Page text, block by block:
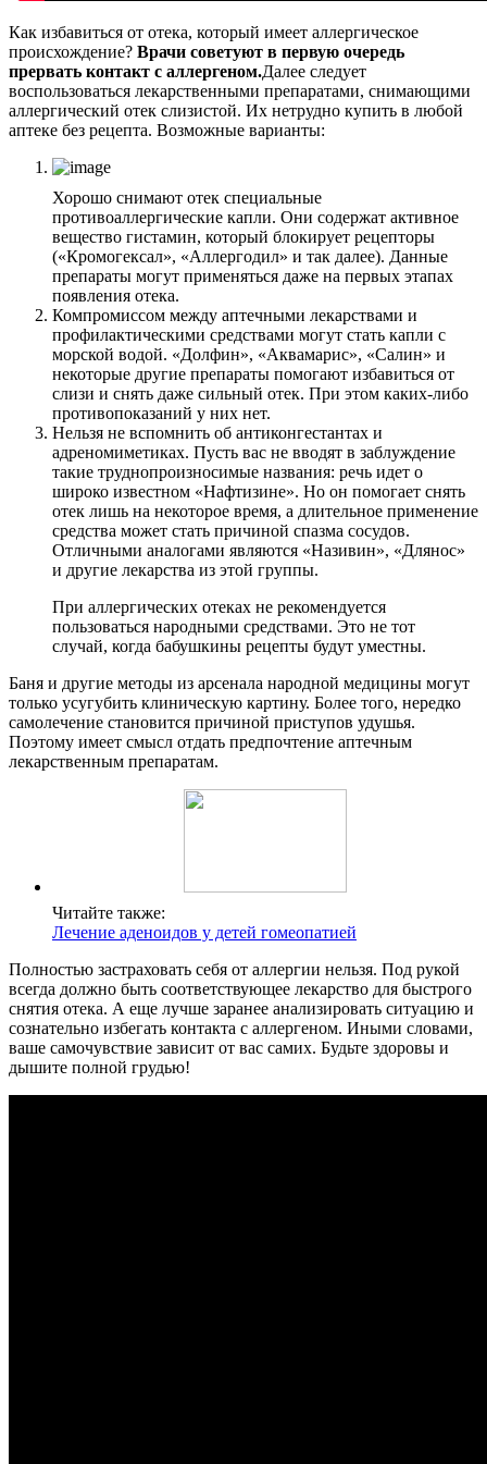
Как избавиться от отека, который имеет аллергическое
происхождение? Врачи советуют в первую очередь
прервать контакт с аллергеном.Далее следует
воспользоваться лекарственными препаратами, снимающими
аллергический отек слизистой. Их нетрудно купить в любой
аптеке без рецепта. Возможные варианты:
Хорошо снимают отек специальные
противоаллергические капли. Они содержат активное
вещество гистамин, который блокирует рецепторы
(«Кромогексал», «Аллергодил» и так далее). Данные
препараты могут применяться даже на первых этапах
появления отека.
Компромиссом между аптечными лекарствами и
профилактическими средствами могут стать капли с
морской водой. «Долфин», «Аквамарис», «Салин» и
некоторые другие препараты помогают избавиться от
слизи и снять даже сильный отек. При этом каких-либо
противопоказаний у них нет.
Нельзя не вспомнить об антиконгестантах и
адреномиметиках. Пусть вас не вводят в заблуждение
такие труднопроизносимые названия: речь идет о
широко известном «Нафтизине». Но он помогает снять
отек лишь на некоторое время, а длительное применение
средства может стать причиной спазма сосудов.
Отличными аналогами являются «Називин», «Длянос»
и другие лекарства из этой группы.
При аллергических отеках не рекомендуется
пользоваться народными средствами. Это не тот
случай, когда бабушкины рецепты будут уместны.
Баня и другие методы из арсенала народной медицины могут
только усугубить клиническую картину. Более того, нередко
самолечение становится причиной приступов удушья.
Поэтому имеет смысл отдать предпочтение аптечным
лекарственным препаратам.
Читайте также:
Лечение аденоидов у детей гомеопатией
Полностью застраховать себя от аллергии нельзя. Под рукой
всегда должно быть соответствующее лекарство для быстрого
снятия отека. А еще лучше заранее анализировать ситуацию и
сознательно избегать контакта с аллергеном. Иными словами,
ваше самочувствие зависит от вас самих. Будьте здоровы и
дышите полной грудью!